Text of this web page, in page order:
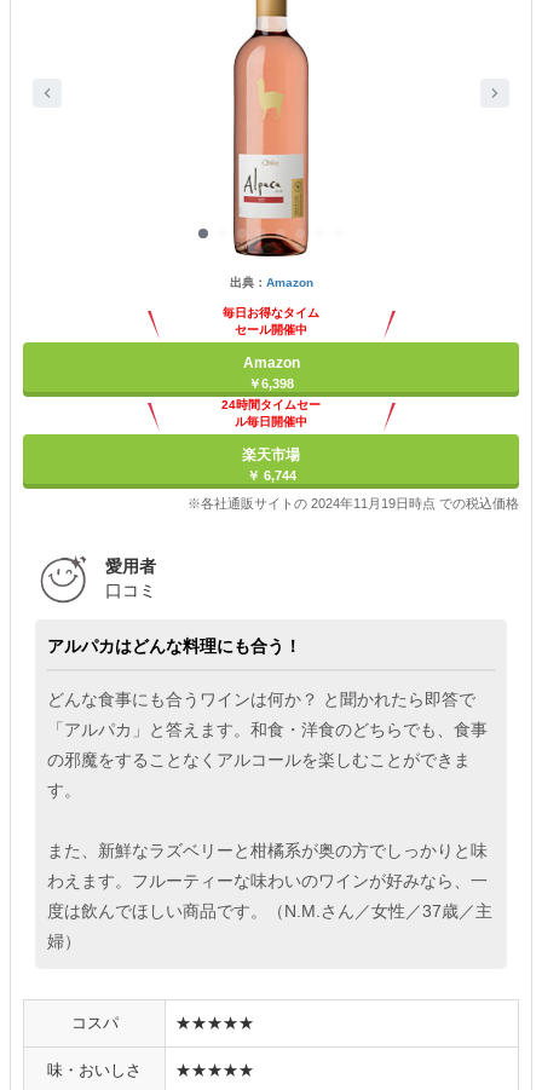
出典： Amazon
毎日お得なタイム
セール開催中
Amazon
￥6,398
24時間タイムセー
ル毎日開催中
楽天市場
￥ 6,744
※各社通販サイトの 2024年11月19日時点 での税込価格
愛用者
口コミ
アルパカはどんな料理にも合う！
どんな食事にも合うワインは何か？ と聞かれたら即答で
「アルパカ」と答えます。和食・洋食のどちらでも、食事
の邪魔をすることなくアルコールを楽しむことができま
す。
また、新鮮なラズベリーと柑橘系が奥の方でしっかりと味
わえます。フルーティーな味わいのワインが好みなら、一
度は飲んでほしい商品です。（N.M.さん／女性／37歳／主
婦）
コスパ ★★★★★
味・おいしさ ★★★★★